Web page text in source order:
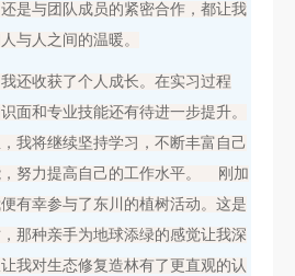
是与团队成员的紧密合作，都让我
与人之间的温暖。
还收获了个人成长。在实习过程
面和专业技能还有待进一步提升。
我将继续坚持学习，不断丰富自己
努力提高自己的工作水平。
刚加
有幸参与了东川的植树活动。这是
那种亲手为地球添绿的感觉让我深
我对生态修复造林有了更直观的认